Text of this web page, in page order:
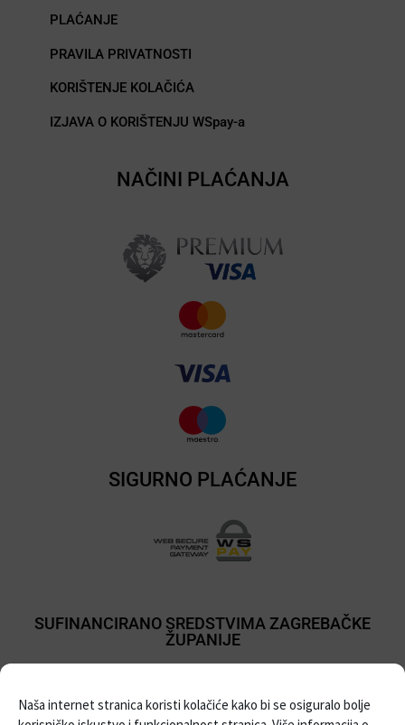
Naša internet stranica koristi kolačiće kako bi se osiguralo bolje
PLAĆANJE
PRAVILA PRIVATNOSTI
KORIŠTENJE KOLAČIĆA
IZJAVA O KORIŠTENJU WSpay-a
NAČINI PLAĆANJA
SIGURNO PLAĆANJE
SUFINANCIRANO SREDSTVIMA ZAGREBAČKE
ŽUPANIJE